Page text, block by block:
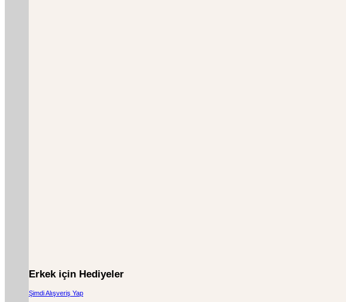
Erkek için Hediyeler
Şimdi Alışveriş Yap